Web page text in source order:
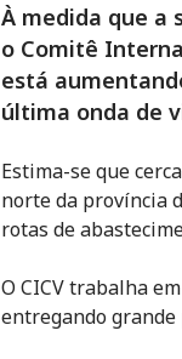
À medida que a
o Comitê
está
última onda de
Estima-se que
norte da província
rotas de
O CICV trabalha
entregando